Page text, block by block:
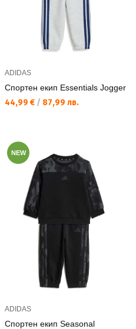
ADIDAS
Спортен екип Essentials Jogger
Текуща цена:
44,99 € / 87,99 лв.
NEW
ADIDAS
Спортен екип Seasonal